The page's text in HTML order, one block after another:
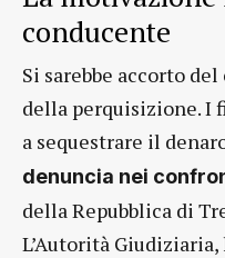
conducente
Si sarebbe accorto
della perquisizione. I
a sequestrare il
denuncia nei
della Repubblica di
L’Autorità